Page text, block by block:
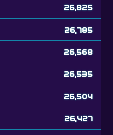
26,825
26,785
26,568
26,535
26,504
26,427